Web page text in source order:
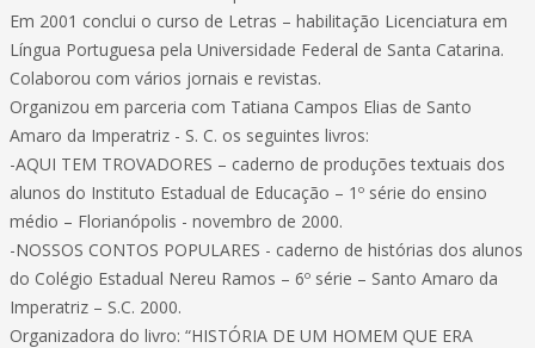
Em 2001 conclui o curso de Letras – habilitação Licenciatura em
Língua Portuguesa pela Universidade Federal de Santa Catarina.
Colaborou com vários jornais e revistas.
Organizou em parceria com Tatiana Campos Elias de Santo
Amaro da Imperatriz - S. C. os seguintes livros:
-AQUI TEM TROVADORES – caderno de produções textuais dos
alunos do Instituto Estadual de Educação – 1º série do ensino
médio – Florianópolis - novembro de 2000.
-NOSSOS CONTOS POPULARES - caderno de histórias dos alunos
do Colégio Estadual Nereu Ramos – 6º série – Santo Amaro da
Imperatriz – S.C. 2000.
Organizadora do livro: “HISTÓRIA DE UM HOMEM QUE ERA